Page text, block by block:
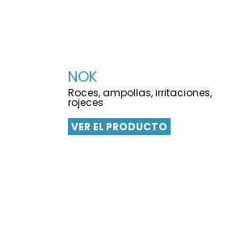
NOK
Roces, ampollas, irritaciones,
rojeces
VER EL PRODUCTO